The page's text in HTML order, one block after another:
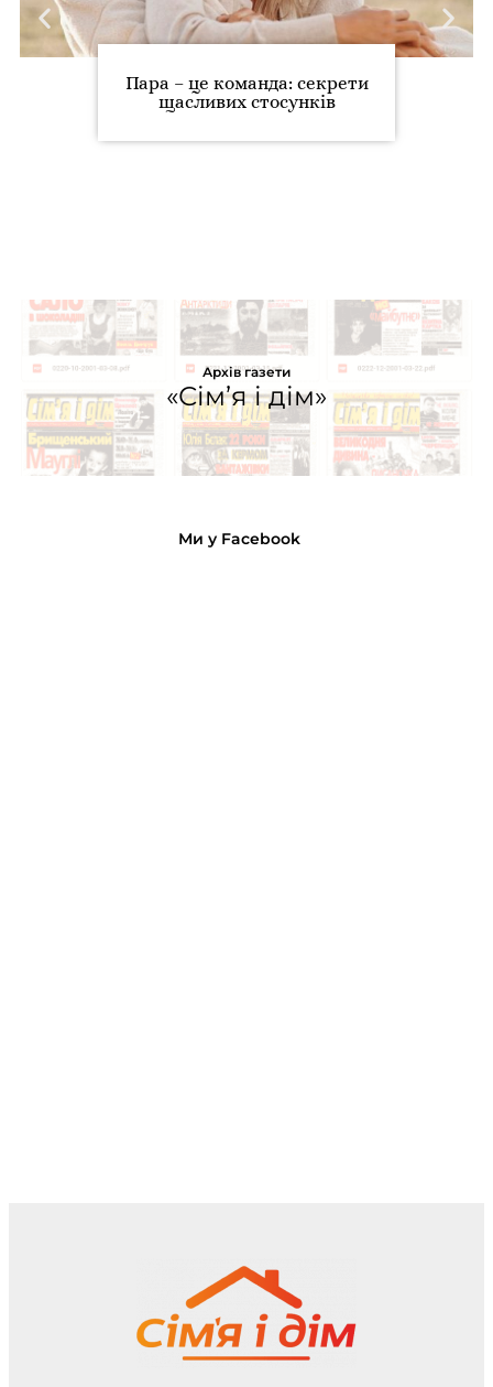
Пара – це команда: секрети
щасливих стосунків
Архів газети
«Сім’я і дім»
Ми у Facebook